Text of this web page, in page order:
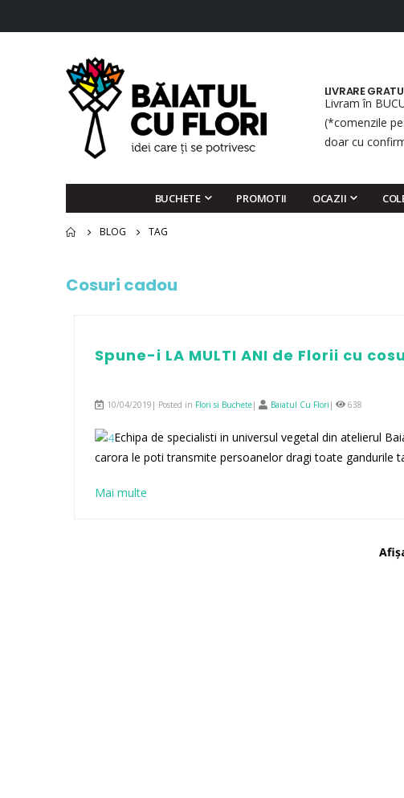
LIVRARE
Livram în
(*comenzile
doar cu
BUCHETE PROMOTII OCAZII
BLOG TAG
Cosuri cadou
Spune-i LA MULTI ANI de Florii cu
10/04/2019| Posted in Flori si Buchete| Baiatul Cu Flori | 638
Echipa de specialisti in universul vegetal din atelierul
carora le poti transmite persoanelor dragi toate gandurile
Mai multe